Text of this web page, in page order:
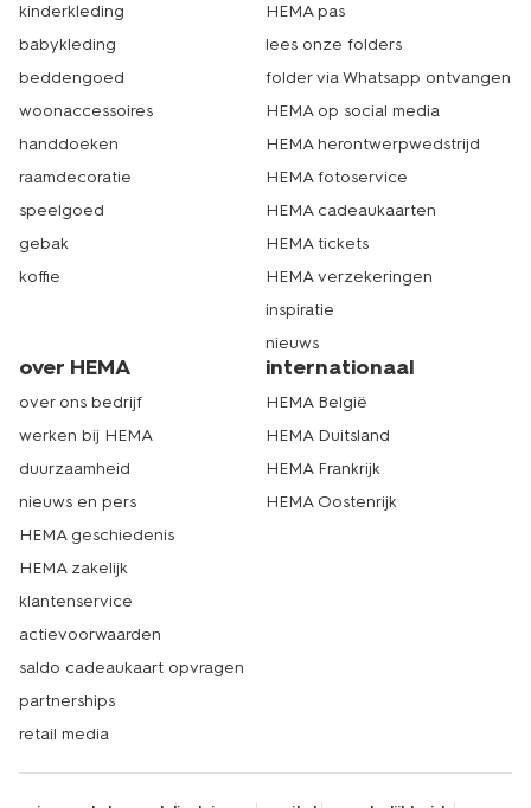
kinderkleding
babykleding
beddengoed
woonaccessoires
handdoeken
raamdecoratie
speelgoed
gebak
koffie
HEMA pas
lees onze folders
folder via Whatsapp ontvangen
HEMA op social media
HEMA herontwerpwedstrijd
HEMA fotoservice
HEMA cadeaukaarten
HEMA tickets
HEMA verzekeringen
inspiratie
nieuws
over HEMA
over ons bedrijf
werken bij HEMA
duurzaamheid
nieuws en pers
HEMA geschiedenis
HEMA zakelijk
klantenservice
actievoorwaarden
saldo cadeaukaart opvragen
partnerships
retail media
internationaal
HEMA België
HEMA Duitsland
HEMA Frankrijk
HEMA Oostenrijk